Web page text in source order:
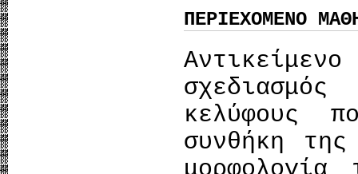
ΠΕΡΙΕΧΟΜΕΝΟ
κελύφους
συνθήκη